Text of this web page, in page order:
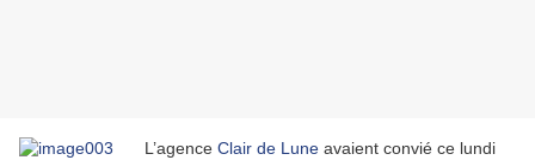
L’agence Clair de Lune avaient convié ce lundi